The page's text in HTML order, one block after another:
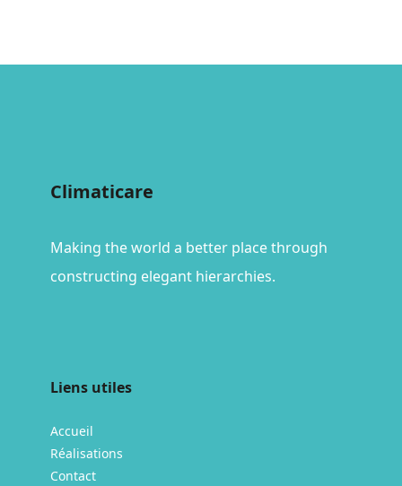
Climaticare
Making the world a better place through
constructing elegant hierarchies.
Liens utiles
Accueil
Réalisations
Contact